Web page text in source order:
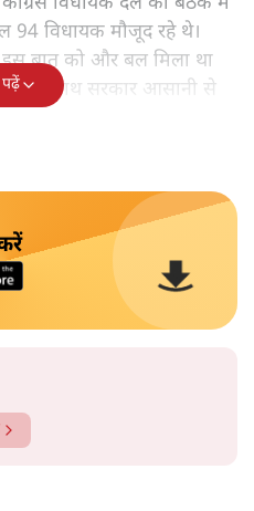
94 विधायक मौजूद रहे थे।
बात को और बल मिला था
कमलनाथ सरकार आसानी से